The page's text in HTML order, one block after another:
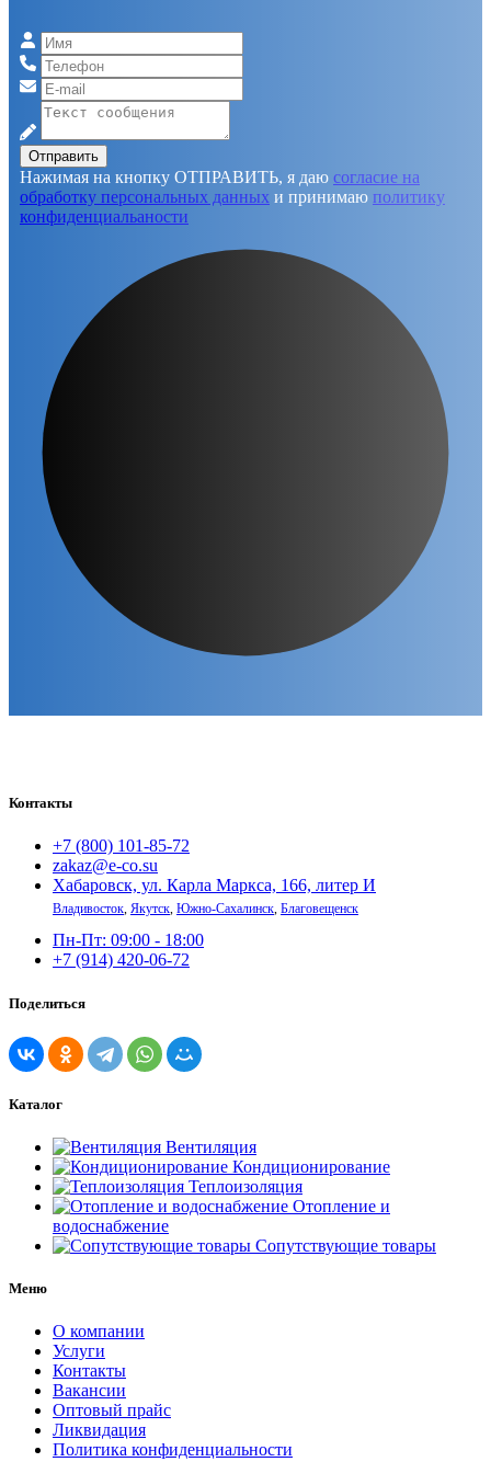
Отправить
Нажимая на кнопку ОТПРАВИТЬ, я даю согласие на
обработку персональных данных и принимаю политику
конфиденциальаности
Контакты
+7 (800) 101-85-72
zakaz@e-co.su
Хабаровск, ул. Карла Маркса, 166, литер И
Владивосток, Якутск, Южно-Сахалинск, Благовещенск
Пн-Пт: 09:00 - 18:00
+7 (914) 420-06-72
Поделиться
Каталог
Вентиляция
Кондиционирование
Теплоизоляция
Отопление и
водоснабжение
Сопутствующие товары
Меню
О компании
Услуги
Контакты
Вакансии
Оптовый прайс
Ликвидация
Политика конфиденциальности